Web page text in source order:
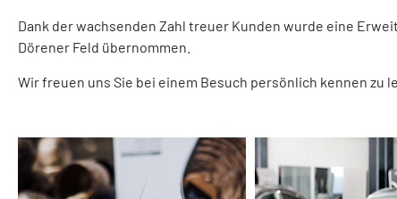
Dank der wachsenden Zahl treuer Kunden wurde eine
Dörener Feld übernommen.
Wir freuen uns Sie bei einem Besuch persönlich kennen zu